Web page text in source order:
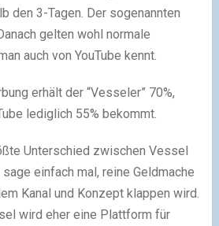
den 3-Tagen. Der sogenannten
gelten wohl normale
auch von YouTube kennt.
erhält der “Vesseler” 70%,
lediglich 55% bekommt.
Unterschied zwischen Vessel
sage einfach mal, reine Geldmache
Kanal und Konzept klappen wird.
wird eher eine Plattform für